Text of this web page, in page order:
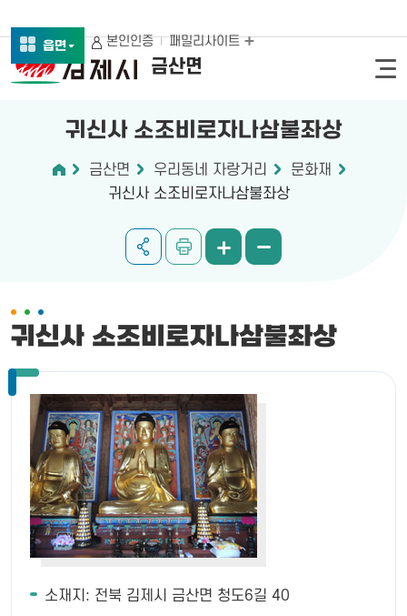
금산면
읍면 본인인증 패밀리사이트
귀신사 소조비로자나삼불좌상
금산면 우리동네 자랑거리
문화재
귀신사 소조비로자나삼불좌상
귀신사 소조비로자나삼불좌상
소재지: 전북 김제시 금산면 청도6길 40